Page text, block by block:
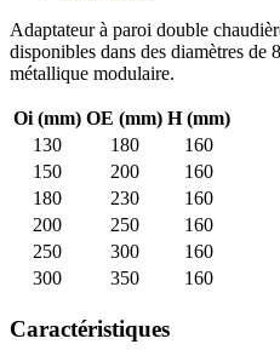
Adaptateur à paroi double
disponibles dans des diamètres de
métallique modulaire.
Oi (mm) OE (mm) H (mm)
130
180
160
150
200
160
180
230
160
200
250
160
250
300
160
300
350 160
Caractéristiques